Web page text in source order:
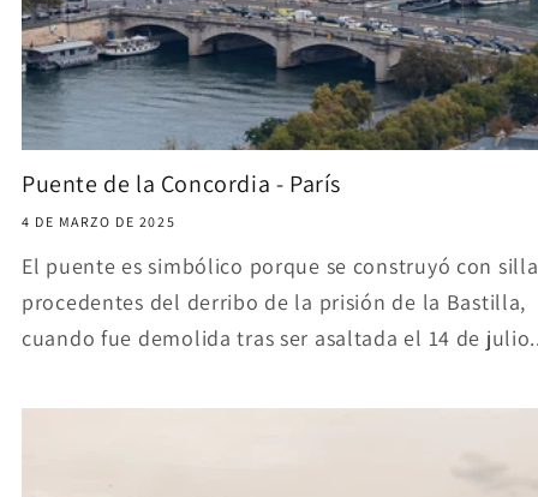
Puente de la Concordia - París
4 DE MARZO DE 2025
El puente es simbólico porque se construyó con
procedentes del derribo de la prisión de la Bastilla,
cuando fue demolida tras ser asaltada el 14 de